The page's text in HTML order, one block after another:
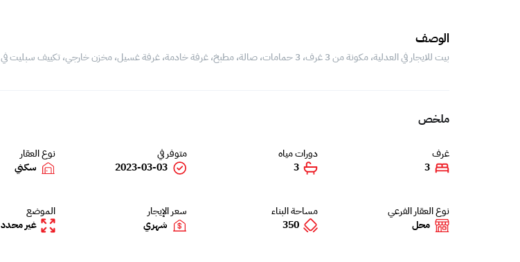
الوصف
بيت للايجار في العدلية، مكونة من 3 غرف، 3 حمامات، صالة، مطبخ، غرفة خادمة، غرفة غسيل، مخزن خارجي، تكييف سبليت في جميع أنحاء.
ملخص
غرف
3
دورات مياه
3
متوفر في
2023-03-03
نوع العقار
سكني
نوع العقار الفرعي
محل
مساحة البناء
350
سعر الإيجار
شهري
الموضع
غير محدد